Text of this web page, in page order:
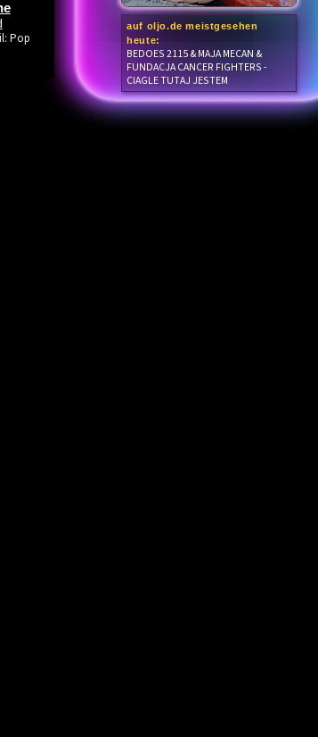
auf oljo.de meistgesehen
heute:
BEDOES 2115 & MAJA MECAN &
FUNDACJA CANCER FIGHTERS -
CIAGLE TUTAJ JESTEM
Pop